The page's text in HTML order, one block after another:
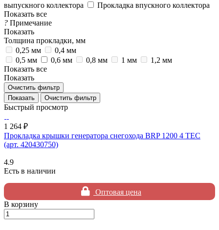
выпускного коллектора
Прокладка впускного коллектора
Показать все
? Примечание
Показать
Толщина прокладки, мм
0,25 мм
0,4 мм
0,5 мм
0,6 мм 0,8 мм 1 мм
1,2 мм
Показать все
Показать
Очистить фильтр
Очистить фильтр
Быстрый просмотр
1 264 ₽
Прокладка крышки генератора снегохода BRP 1200 4 TEC
(арт. 420430750)
4.9
Есть в наличии
Оптовая цена
В корзину